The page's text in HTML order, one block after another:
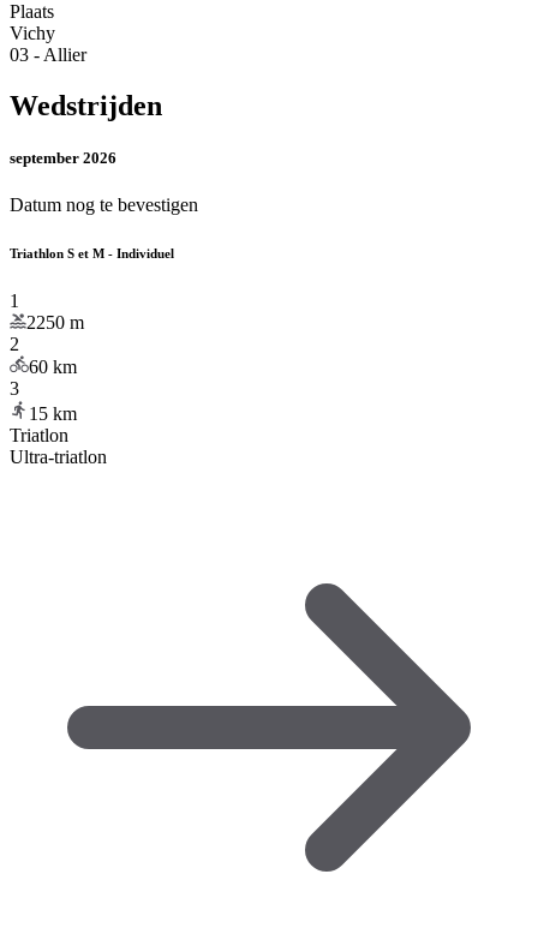
Plaats
Vichy
03 - Allier
Wedstrijden
september 2026
Datum nog te bevestigen
Triathlon S et M - Individuel
1
2250 m
2
60 km
3
15 km
Triatlon
Ultra-triatlon